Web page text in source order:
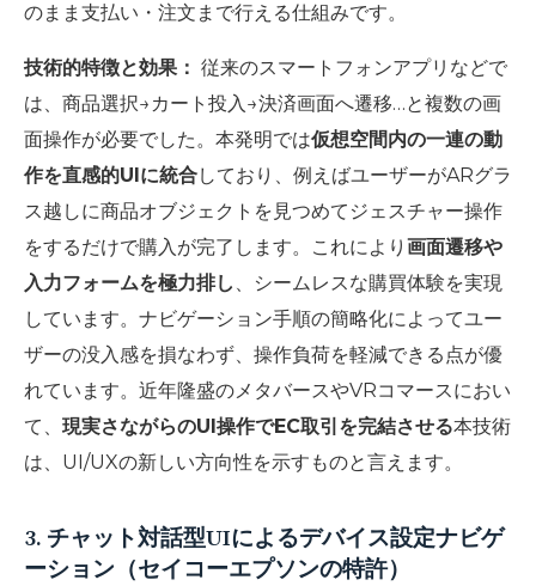
のまま支払い・注文まで行える仕組みです。
技術的特徴と効果： 従来のスマートフォンアプリなどで
は、商品選択→カート投入→決済画面へ遷移…と複数の画
面操作が必要でした。本発明では仮想空間内の一連の動
作を直感的UIに統合しており、例えばユーザーがARグラ
ス越しに商品オブジェクトを見つめてジェスチャー操作
をするだけで購入が完了します。これにより 画面遷移や
入力フォームを極力排し 、シームレスな購買体験を実現
しています。ナビゲーション手順の簡略化によってユー
ザーの没入感を損なわず、操作負荷を軽減できる点が優
れています。近年隆盛のメタバースやVRコマースにおい
て、 現実さながらのUI操作でEC取引を完結させる本技術
は、UI/UXの新しい方向性を示すものと言えます。
3. チャット対話型UIによるデバイス設定ナビゲ
ーション（セイコーエプソンの特許）